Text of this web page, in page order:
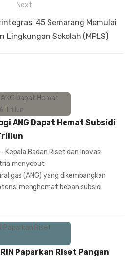
Next
45 Semarang Memulai
Lingkungan Sekolah (MPLS)
ANG Dapat Hemat Subsidi
Kepala Badan Riset dan Inovasi
menyebut
gas (ANG) yang dikembangkan
menghemat beban subsidi
Paparkan Riset Pangan